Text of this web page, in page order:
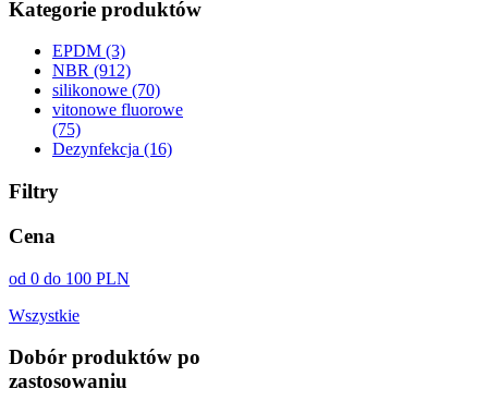
Kategorie produktów
EPDM (3)
NBR (912)
silikonowe (70)
vitonowe fluorowe
(75)
Dezynfekcja (16)
Filtry
Cena
od 0 do 100 PLN
Wszystkie
Dobór produktów po
zastosowaniu